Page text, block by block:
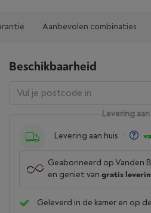
Aanbevolen combinaties
Beschikbaarheid
Levering aan
Levering aan huis :
Geabonneerd op Vanden
en geniet van gratis
Geleverd in de kamer en op